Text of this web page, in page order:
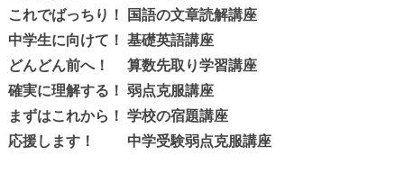
これでばっちり！ 国語の文章読解講座
中学生に向けて！ 基礎英語講座
どんどん前へ！ 算数先取り学習講座
確実に理解する！ 弱点克服講座
まずはこれから！ 学校の宿題講座
応援します！ 中学受験弱点克服講座